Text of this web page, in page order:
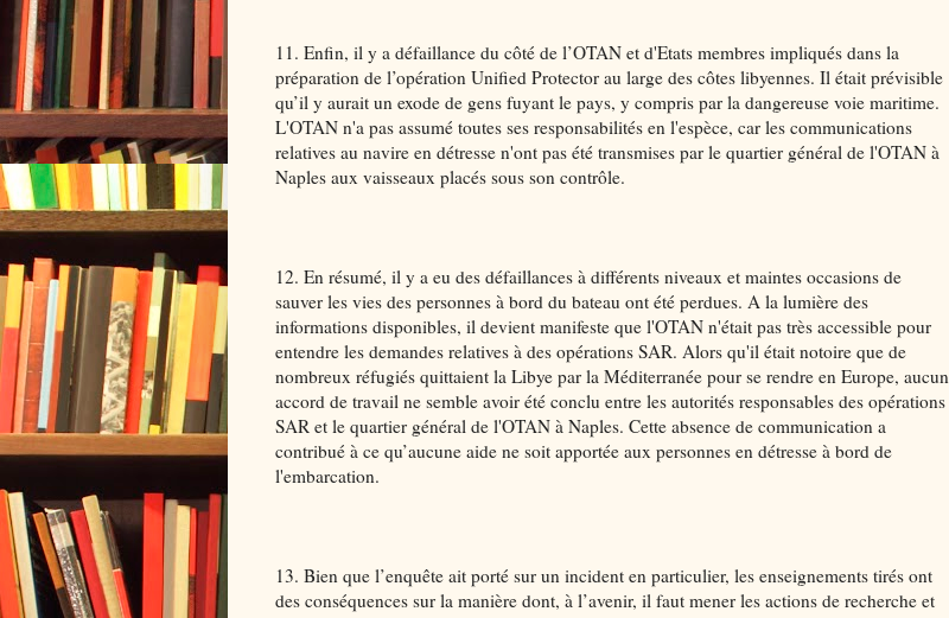
11. Enfin, il y a défaillance du côté de l’OTAN et d'Etats membres impliqués dans la
préparation de l’opération Unified Protector au large des côtes libyennes. Il était prévisible
qu’il y aurait un exode de gens fuyant le pays, y compris par la dangereuse voie maritime.
L'OTAN n'a pas assumé toutes ses responsabilités en l'espèce, car les communications
relatives au navire en détresse n'ont pas été transmises par le quartier général de l'OTAN à
Naples aux vaisseaux placés sous son contrôle.
12. En résumé, il y a eu des défaillances à différents niveaux et maintes occasions de
sauver les vies des personnes à bord du bateau ont été perdues. A la lumière des
informations disponibles, il devient manifeste que l'OTAN n'était pas très accessible pour
entendre les demandes relatives à des opérations SAR. Alors qu'il était notoire que de
nombreux réfugiés quittaient la Libye par la Méditerranée pour se rendre en Europe, aucun
accord de travail ne semble avoir été conclu entre les autorités responsables des opérations
SAR et le quartier général de l'OTAN à Naples. Cette absence de communication a
contribué à ce qu’aucune aide ne soit apportée aux personnes en détresse à bord de
l'embarcation.
13. Bien que l’enquête ait porté sur un incident en particulier, les enseignements tirés ont
des conséquences sur la manière dont, à l’avenir, il faut mener les actions de recherche et